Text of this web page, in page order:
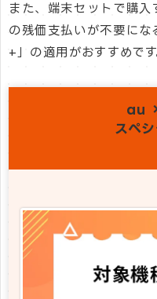
また、端末セットで購
の残価支払いが不要にな
+」の適用がおすすめです
au
スペ